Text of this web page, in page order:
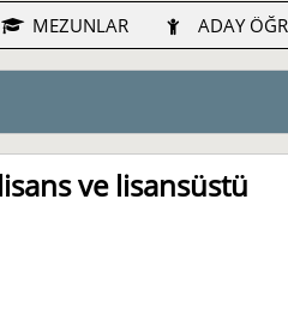
MEZUNLAR ADAY
ve lisansüstü